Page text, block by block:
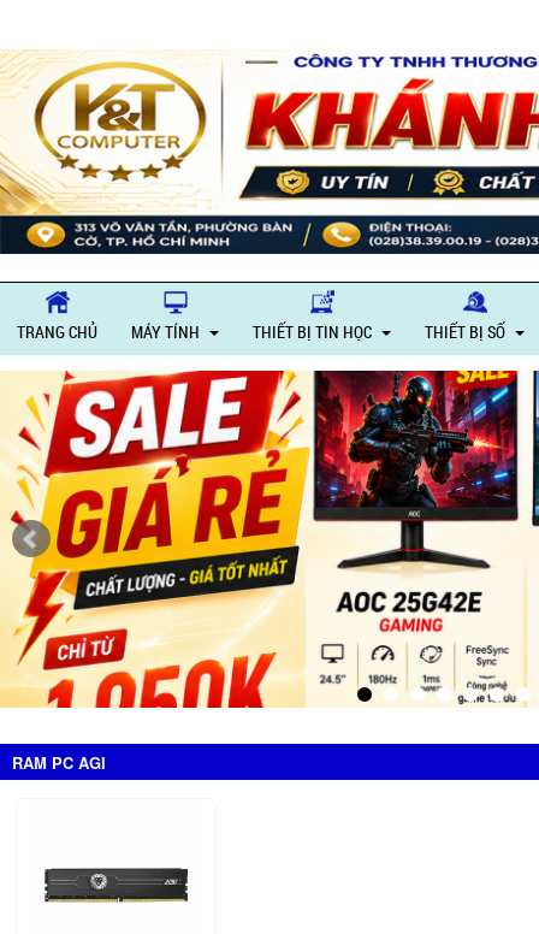
TRANG CHỦ MÁY TÍNH THIẾT BỊ TIN HỌC THIẾT BỊ SỐ
RAM PC AGI